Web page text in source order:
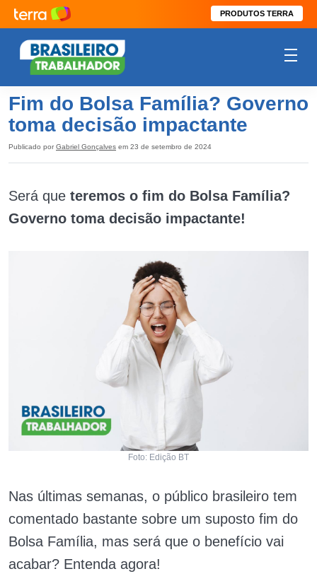
PRODUTOS TERRA
Fim do Bolsa Família? Governo
toma decisão impactante
Publicado por Gabriel Gonçalves em 23 de setembro de 2024
Será que teremos o fim do Bolsa Família?
Governo toma decisão impactante!
Foto: Edição BT
Nas últimas semanas, o público brasileiro tem
comentado bastante sobre um suposto fim do
Bolsa Família, mas será que o benefício vai
acabar? Entenda agora!